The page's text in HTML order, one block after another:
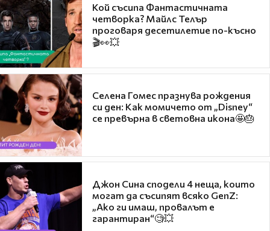
Кой съсипа Фантастичната
четворка? Майлс Телър
проговаря десетилетие по-късно
🎬👀💥
Селена Гомес празнува рождения
си ден: Как момичето от „Disney“
се превърна в световна икона🤩🎂
Джон Сина сподели 4 неща, които
могат да съсипят всяко GenZ:
„Ако ги имаш, провалът е
гарантиран“🧐💥